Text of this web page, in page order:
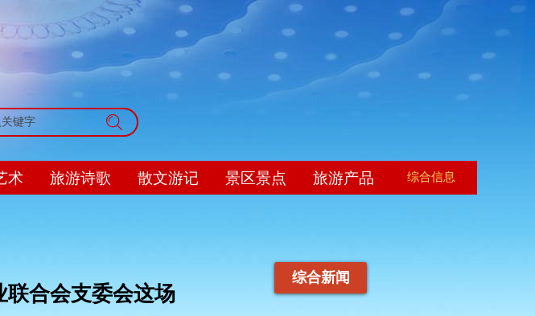
搜索
术 旅游诗歌 散文游记 景区景点 旅游产品 综合信息
综合新闻
合会支委会这场